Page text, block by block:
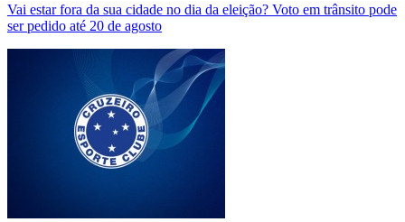
Vai estar fora da sua cidade no dia da eleição? Voto em trânsito pode
ser pedido até 20 de agosto